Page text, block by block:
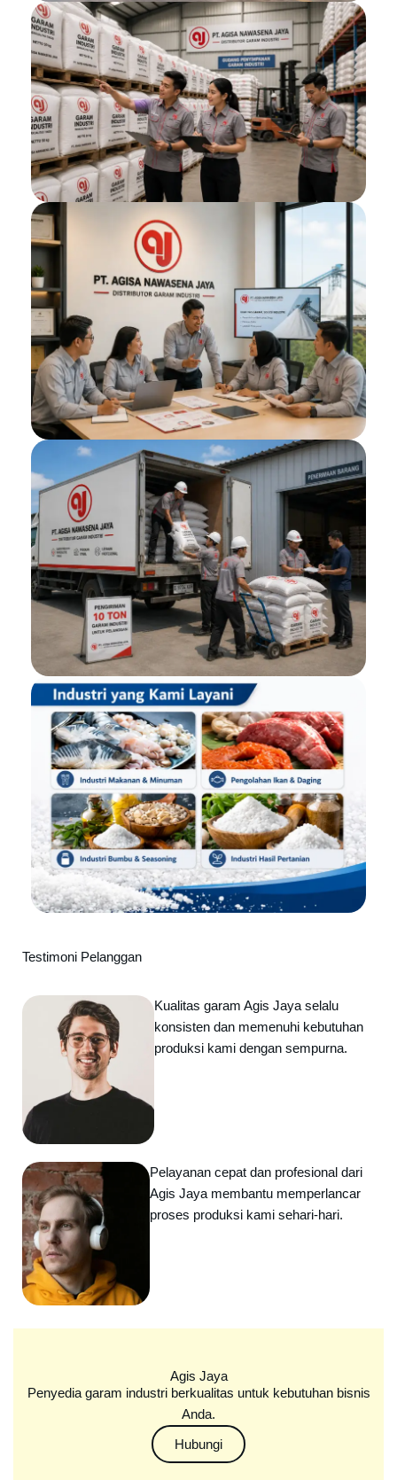
Testimoni Pelanggan
Kualitas garam Agis Jaya selalu
konsisten dan memenuhi kebutuhan
produksi kami dengan sempurna.
Pelayanan cepat dan profesional dari
Agis Jaya membantu memperlancar
proses produksi kami sehari-hari.
Agis Jaya
Penyedia garam industri berkualitas untuk kebutuhan bisnis
Anda.
Hubungi